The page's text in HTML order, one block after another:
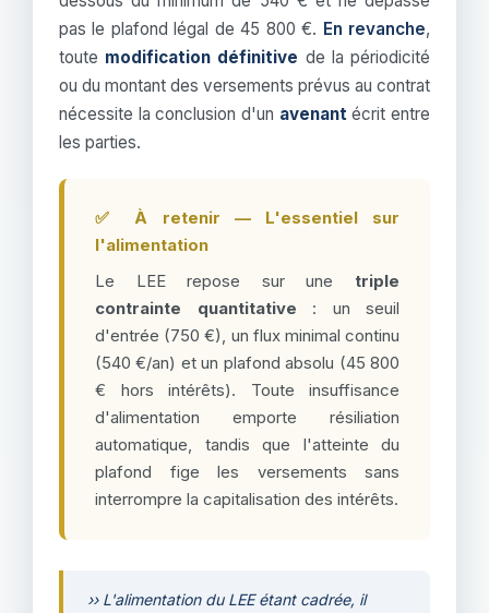
pas le plafond légal de 45 800 €. En revanche,
toute modification définitive de la périodicité
ou du montant des versements prévus au contrat
nécessite la conclusion d'un avenantécrit entre
les parties.
✅ À retenir — L'essentiel sur
l'alimentation
Le LEE repose sur une triple
contrainte quantitative : un seuil
d'entrée (750 €), un flux minimal continu
(540 €/an) et un plafond absolu (45 800
€ hors intérêts). Toute insuffisance
d'alimentation emporte résiliation
automatique, tandis que l'atteinte du
plafond fige les versements sans
interrompre la capitalisation des intérêts.
›› L'alimentation du LEE étant cadrée, il